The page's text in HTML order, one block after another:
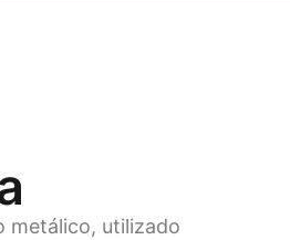
metálico, utilizado